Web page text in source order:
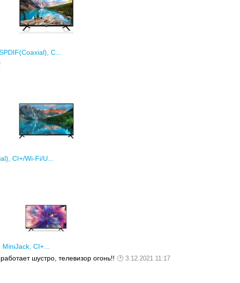
C...
CI+/Wi-Fi/U...
CI+...
шустро, телевизор огонь!!
3.12.2021 11:17